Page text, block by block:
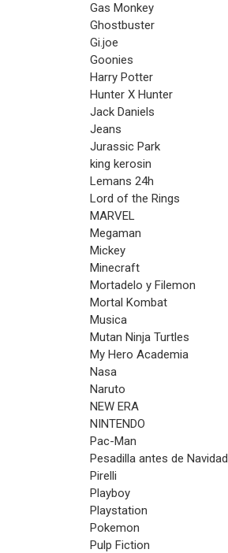
Gas Monkey
Ghostbuster
Gi.joe
Goonies
Harry Potter
Hunter X Hunter
Jack Daniels
Jeans
Jurassic Park
king kerosin
Lemans 24h
Lord of the Rings
MARVEL
Megaman
Mickey
Minecraft
Mortadelo y Filemon
Mortal Kombat
Musica
Mutan Ninja Turtles
My Hero Academia
Nasa
Naruto
NEW ERA
NINTENDO
Pac-Man
Pesadilla antes de Navidad
Pirelli
Playboy
Playstation
Pokemon
Pulp Fiction